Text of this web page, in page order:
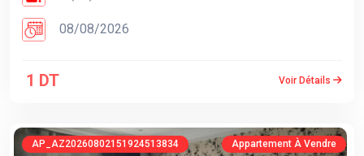
08/08/2026
1 DT Voir Détails
AP_AZ20260802151924513834 Appartement À Vendre